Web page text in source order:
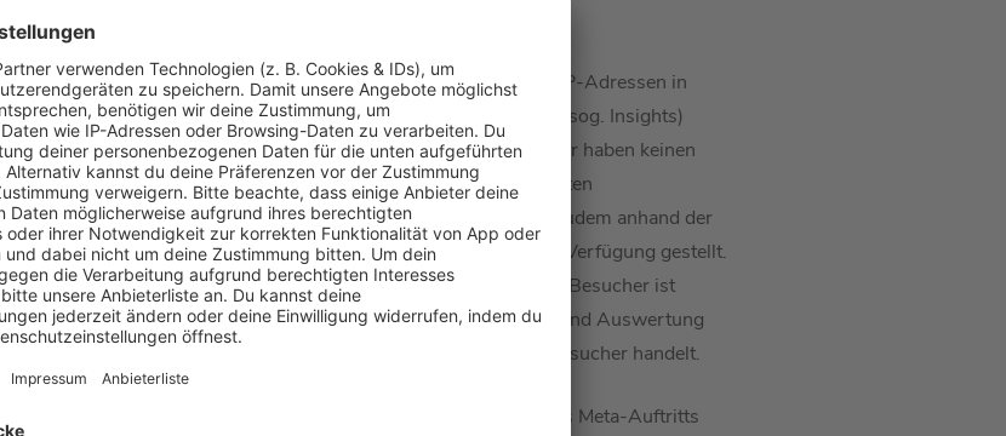
auch IP-Adressen (nach Auskunft von Meta bei deutschen IP-Adressen in
Die u.a. auf dieser Grundlage erstellten Besucherstatistiken (sog. Insights)
ausschließlich in anonymisierter Form an uns übermittelt. Wir haben keinen
Nähere Informationen hierzu finden Sie in den zuvor genannten
Instagram-Profils die Nutzer besser erreichen können, werden zudem anhand der
und geografische Auswertungen erstellt und uns zur Verfügung gestellt.
inhaltlich zu optimieren. Eine Kenntnis von der Identität der Besucher ist
auf mehreren Endgeräten verwenden, kann die Erfassung und Auswertung
um registrierte und jeweils im eigenen Profil angemeldete Besucher handelt.
auf Grundlage aggregierter Daten zur Nutzung unseres Meta-Auftritts